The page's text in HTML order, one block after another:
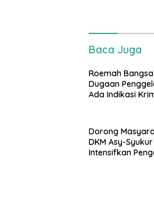
Baca Juga
Roemah
Dugaan
Ada Indikasi
Dorong
DKM Asy-
Intensifkan